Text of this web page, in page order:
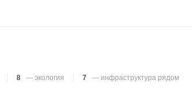
8 — экология 7 — инфраструктура рядом